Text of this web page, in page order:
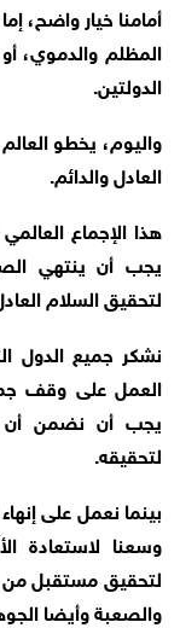
أمامنا خيار واضح،
المظلم والدموي،
الدولتين.
واليوم، يخطو
العادل والدائم.
هذا الإجماع
يجب أن ينتهي
لتحقيق السلام
نشكر جميع الدول
العمل على وقف
يجب أن نضمن
لتحقيقه.
بينما نعمل على
وسعنا لاستعادة
لتحقيق مستقبل من
والصعبة وأيضا